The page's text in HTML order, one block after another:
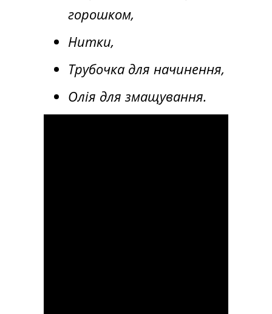
горошком,
Нитки,
Трубочка для начинення,
Олія для змащування.